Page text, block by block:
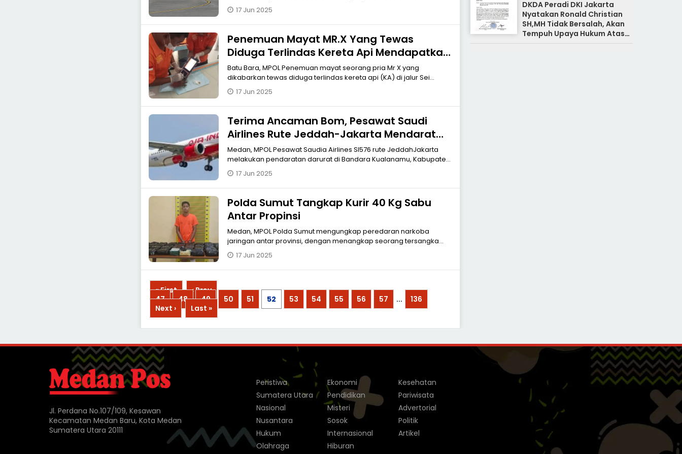
rombongan haji Indonesia aman,
17 Jun 2025
Penemuan Mayat MR.X Yang Tewas
Diduga Terlindas Kereta Api Mendapatkan
Titik Terang
Batu Bara, MPOL Penemuan mayat seorang pria Mr X yang
dikabarkan tewas diduga terlindas kereta api (KA) di jalur Sei
Bejangkar Dusun te
17 Jun 2025
Terima Ancaman Bom, Pesawat Saudi
Airlines Rute Jeddah-Jakarta Mendarat
Darurat di Bandara KNIA, Poldasu Lakukan
Penyelidikan
Medan, MPOL Pesawat Saudia Airlines SI576 rute JeddahJakarta
melakukan pendaratan darurat di Bandara Kualanamu, Kabupaten
Deliserdang, Se
17 Jun 2025
Polda Sumut Tangkap Kurir 40 Kg Sabu
Antar Propinsi
Medan, MPOL Polda Sumut mengungkap peredaran narkoba
jaringan antar provinsi, dengan menangkap seorang tersangka
berinisial ASW bersama bar
17 Jun 2025
« First ‹ Prev
...
47
48 49 50 51 52 53 54 55 56 57 ...
136
Next ›
Last »
DKDA Peradi DKI Jakarta
Nyatakan Ronald Christian
SH,MH Tidak Bersalah, Akan
Tempuh Upaya Hukum Atas
Pemberitaan Yang Tidak
Jl. Perdana No.107/109, Kesawan
Kecamatan Medan Baru, Kota Medan
Sumatera Utara 20111
Peristiwa
Sumatera Utara
Nasional
Nusantara
Hukum
Olahraga
Ekonomi
Pendidikan
Misteri
Sosok
Internasional
Hiburan
Kesehatan
Pariwisata
Advertorial
Politik
Artikel